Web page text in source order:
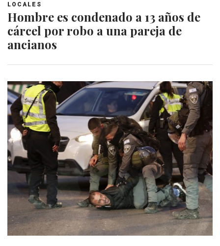
LOCALES
Hombre es condenado a 13 años de
cárcel por robo a una pareja de
ancianos